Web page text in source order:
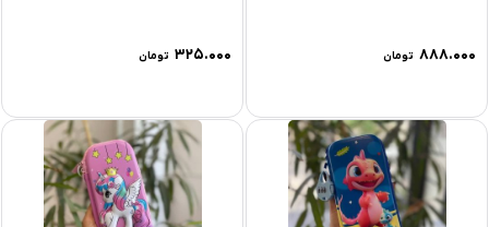
۸۸۸.۰۰۰ تومان ۳۲۵.۰۰۰ تومان